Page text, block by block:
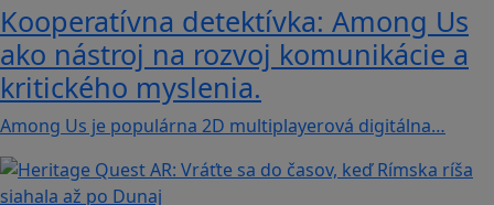
Kooperatívna detektívka: Among Us
ako nástroj na rozvoj komunikácie a
kritického myslenia.
Among Us je populárna 2D multiplayerová digitálna…